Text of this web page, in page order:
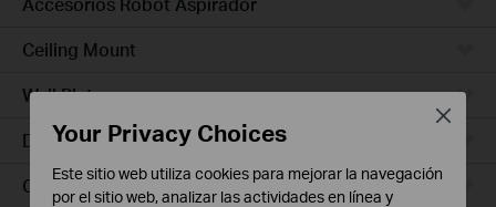
Ceiling Mount
Wall Plate
Desktop
Outdoor
Your Privacy Choices
Este sitio web utiliza cookies para mejorar la navegación
por el sitio web, analizar las actividades en línea y
Close